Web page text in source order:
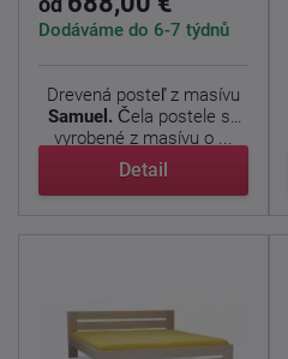
Dodáváme do 6-7 týdnů
Drevená posteľ z masívu
Samuel. Čela postele sú
vyrobené z masívu o ...
Detail